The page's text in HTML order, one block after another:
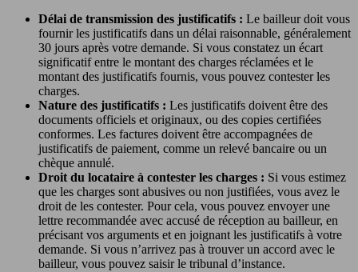
Délai de transmission des justificatifs : Le bailleur doit vous
fournir les justificatifs dans un délai raisonnable, généralement
30 jours après votre demande. Si vous constatez un écart
significatif entre le montant des charges réclamées et le
montant des justificatifs fournis, vous pouvez contester les
charges.
Nature des justificatifs : Les justificatifs doivent être des
documents officiels et originaux, ou des copies certifiées
conformes. Les factures doivent être accompagnées de
justificatifs de paiement, comme un relevé bancaire ou un
chèque annulé.
Droit du locataire à contester les charges : Si vous estimez
que les charges sont abusives ou non justifiées, vous avez le
droit de les contester. Pour cela, vous pouvez envoyer une
lettre recommandée avec accusé de réception au bailleur, en
précisant vos arguments et en joignant les justificatifs à votre
demande. Si vous n’arrivez pas à trouver un accord avec le
bailleur, vous pouvez saisir le tribunal d’instance.